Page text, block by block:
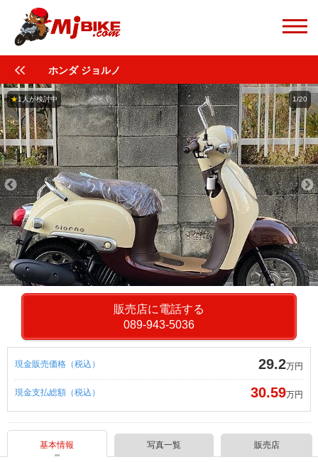
ホンダ ジョルノ
1/20
★1人が検討中
販売店に電話する
089-943-5036
現金販売価格（税込） 29.2万円
現金支払総額（税込） 30.59万円
基本情報 写真一覧 販売店